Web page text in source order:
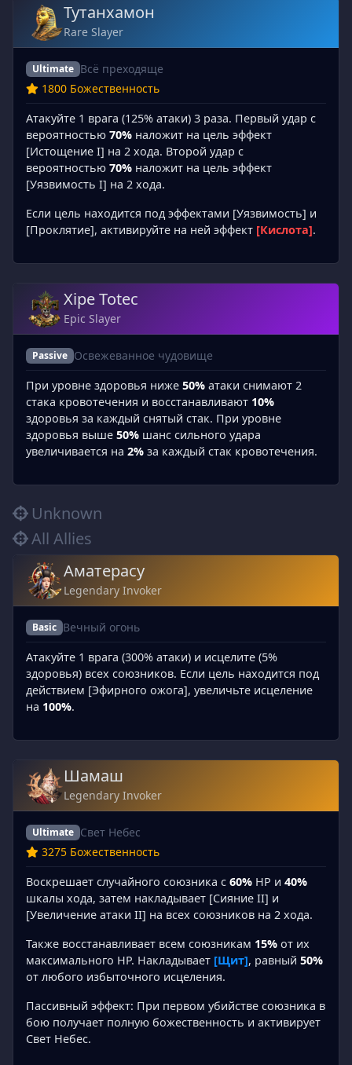
Тутанхамон
Rare Slayer
Ultimate Всё преходяще
1800 Божественность
Атакуйте 1 врага (125% атаки) 3 раза. Первый удар с
вероятностью 70% наложит на цель эффект
[Истощение I] на 2 хода. Второй удар с
вероятностью 70% наложит на цель эффект
[Уязвимость I] на 2 хода.
Если цель находится под эффектами [Уязвимость] и
[Проклятие], активируйте на ней эффект [Кислота].
Xipe Totec
Epic Slayer
Passive Освежеванное чудовище
При уровне здоровья ниже 50% атаки снимают 2
стака кровотечения и восстанавливают 10%
здоровья за каждый снятый стак. При уровне
здоровья выше 50% шанс сильного удара
увеличивается на 2% за каждый стак кровотечения.
Unknown
All Allies
Аматерасу
Legendary Invoker
Basic Вечный огонь
Атакуйте 1 врага (300% атаки) и исцелите (5%
здоровья) всех союзников. Если цель находится под
действием [Эфирного ожога], увеличьте исцеление
на 100%.
Шамаш
Legendary Invoker
Ultimate Свет Небес
3275 Божественность
Воскрешает случайного союзника с 60% HP и 40%
шкалы хода, затем накладывает [Сияние II] и
[Увеличение атаки II] на всех союзников на 2 хода.
Также восстанавливает всем союзникам 15% от их
максимального HP. Накладывает [Щит], равный 50%
от любого избыточного исцеления.
Пассивный эффект: При первом убийстве союзника в
бою получает полную божественность и активирует
Свет Небес.